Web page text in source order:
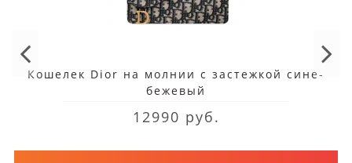
Кошелек Dior на молнии с застежкой сине-
бежевый
12990 руб.